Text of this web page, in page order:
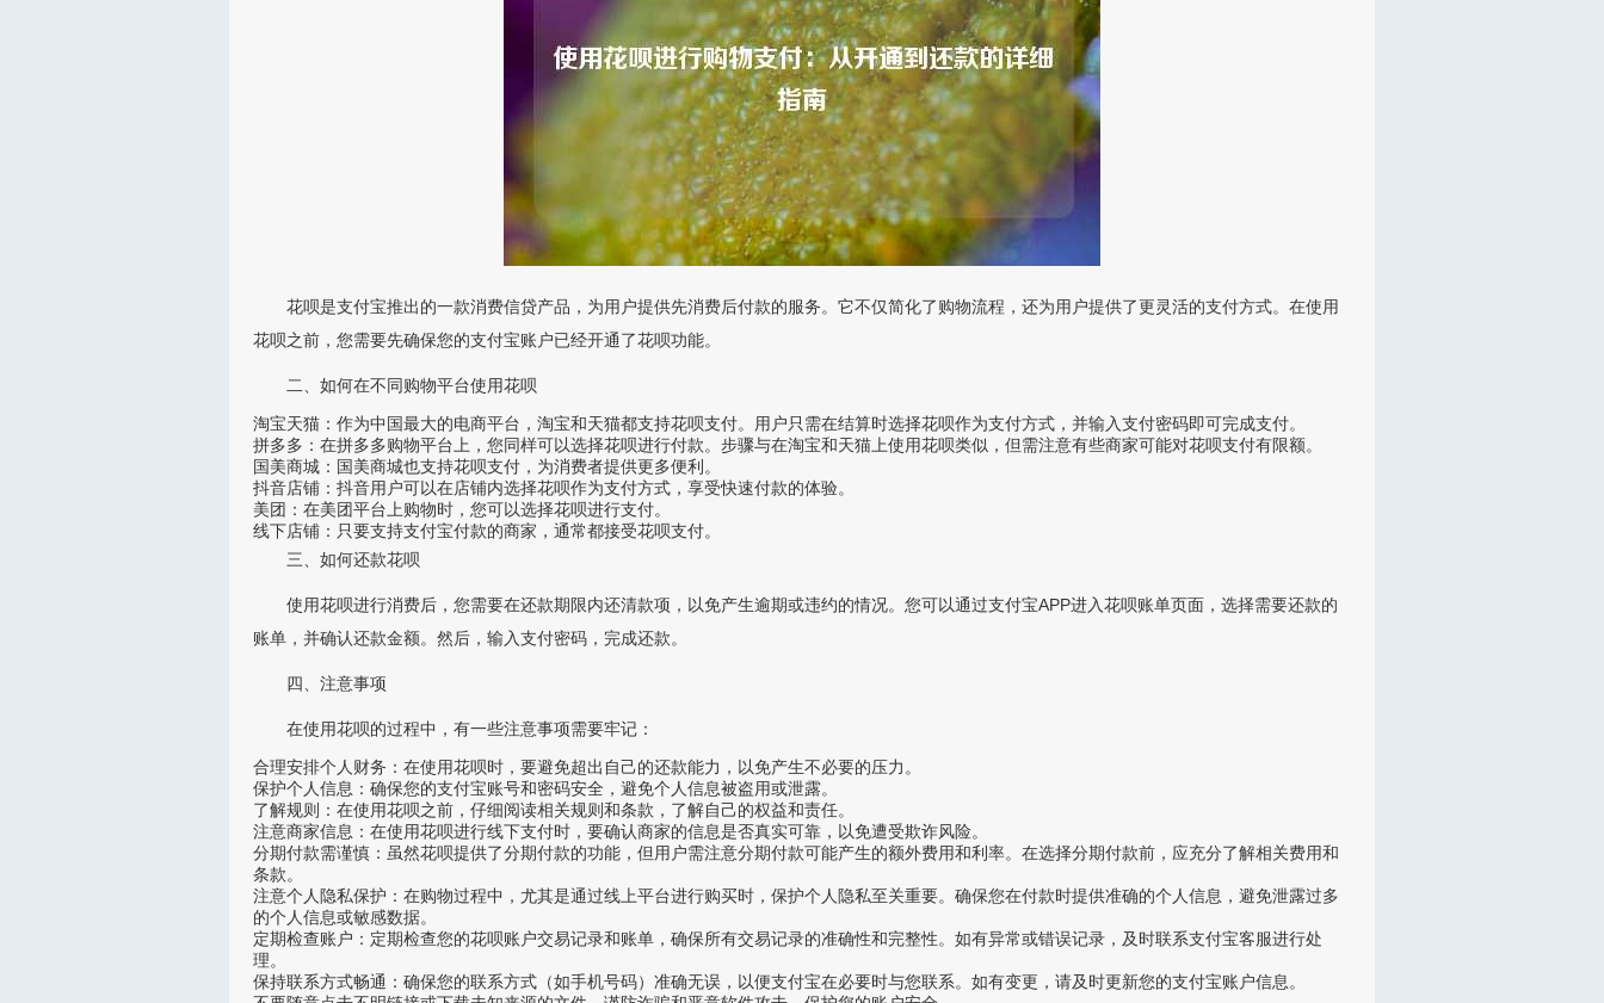
花呗是支付宝推出的一款消费信贷产品，为用户提供先消费后付款的服务。它不仅简化了购物流程，还为用户提供了更灵活的支付方式。在使用
花呗之前，您需要先确保您的支付宝账户已经开通了花呗功能。
二、如何在不同购物平台使用花呗
淘宝天猫：作为中国最大的电商平台，淘宝和天猫都支持花呗支付。用户只需在结算时选择花呗作为支付方式，并输入支付密码即可完成支付。
拼多多：在拼多多购物平台上，您同样可以选择花呗进行付款。步骤与在淘宝和天猫上使用花呗类似，但需注意有些商家可能对花呗支付有限额。
国美商城：国美商城也支持花呗支付，为消费者提供更多便利。
抖音店铺：抖音用户可以在店铺内选择花呗作为支付方式，享受快速付款的体验。
美团：在美团平台上购物时，您可以选择花呗进行支付。
线下店铺：只要支持支付宝付款的商家，通常都接受花呗支付。
三、如何还款花呗
使用花呗进行消费后，您需要在还款期限内还清款项，以免产生逾期或违约的情况。您可以通过支付宝APP进入花呗账单页面，选择需要还款的
账单，并确认还款金额。然后，输入支付密码，完成还款。
四、注意事项
在使用花呗的过程中，有一些注意事项需要牢记：
合理安排个人财务：在使用花呗时，要避免超出自己的还款能力，以免产生不必要的压力。
保护个人信息：确保您的支付宝账号和密码安全，避免个人信息被盗用或泄露。
了解规则：在使用花呗之前，仔细阅读相关规则和条款，了解自己的权益和责任。
注意商家信息：在使用花呗进行线下支付时，要确认商家的信息是否真实可靠，以免遭受欺诈风险。
分期付款需谨慎：虽然花呗提供了分期付款的功能，但用户需注意分期付款可能产生的额外费用和利率。在选择分期付款前，应充分了解相关费用和
条款。
注意个人隐私保护：在购物过程中，尤其是通过线上平台进行购买时，保护个人隐私至关重要。确保您在付款时提供准确的个人信息，避免泄露过多
的个人信息或敏感数据。
定期检查账户：定期检查您的花呗账户交易记录和账单，确保所有交易记录的准确性和完整性。如有异常或错误记录，及时联系支付宝客服进行处
理。
保持联系方式畅通：确保您的联系方式（如手机号码）准确无误，以便支付宝在必要时与您联系。如有变更，请及时更新您的支付宝账户信息。